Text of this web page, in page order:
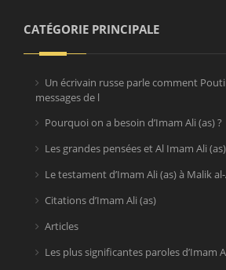
CATÉGORIE PRINCIPALE
Un écrivain russe parle comment
messages de l
Pourquoi on a besoin d’Imam Ali (as) ?
Les grandes pensées et Al Imam Ali (as)
Le testament d’Imam Ali (as) à Malik
Citations d’Imam Ali (as)
Articles
Les plus significantes paroles d’Imam